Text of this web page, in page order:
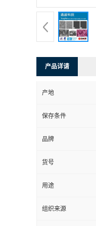
产品详请
产地
保存条件
品牌
货号
用途
组织来源